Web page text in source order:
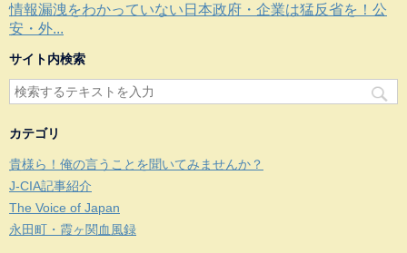
情報漏洩をわかっていない日本政府・企業は猛反省を！公
安・外...
サイト内検索
カテゴリ
貴様ら！俺の言うことを聞いてみませんか？
J-CIA記事紹介
The Voice of Japan
永田町・霞ヶ関血風録